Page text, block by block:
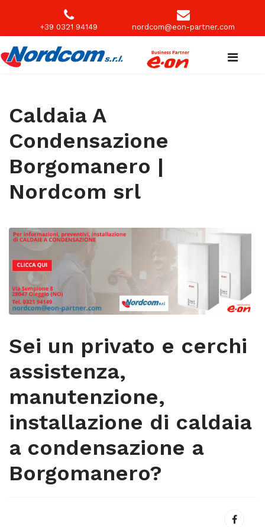
+39 0321 94149 nordcom@eon-partner.com
Caldaia A
Condensazione
Borgomanero |
Nordcom srl
Sei un privato e cerchi
assistenza,
manutenzione,
installazione di caldaia
a condensazione a
Borgomanero?